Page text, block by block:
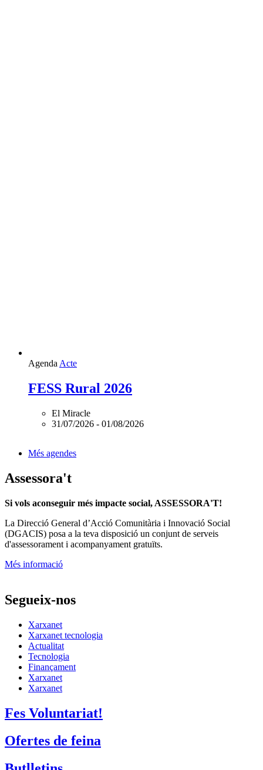
Agenda Acte
FESS Rural 2026
El Miracle
31/07/2026 - 01/08/2026
Més agendes
Assessora't
Si vols aconseguir més impacte social, ASSESSORA'T!
La Direcció General d’Acció Comunitària i Innovació Social
(DGACIS) posa a la teva disposició un conjunt de serveis
d'assessorament i acompanyament gratuïts.
Més informació
Segueix-nos
Xarxanet
Xarxanet tecnologia
Actualitat
Tecnologia
Finançament
Xarxanet
Xarxanet
Fes Voluntariat!
Ofertes de feina